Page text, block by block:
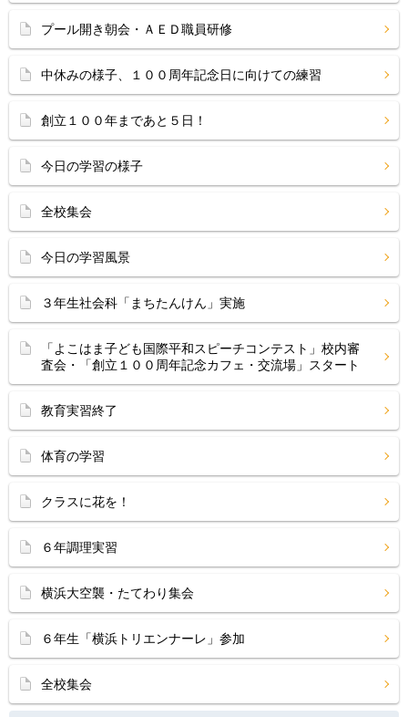
プール開き朝会・ＡＥＤ職員研修
中休みの様子、１００周年記念日に向けての練習
創立１００年まであと５日！
今日の学習の様子
全校集会
今日の学習風景
３年生社会科「まちたんけん」実施
「よこはま子ども国際平和スピーチコンテスト」校内審
査会・「創立１００周年記念カフェ・交流場」スタート
教育実習終了
体育の学習
クラスに花を！
６年調理実習
横浜大空襲・たてわり集会
６年生「横浜トリエンナーレ」参加
全校集会